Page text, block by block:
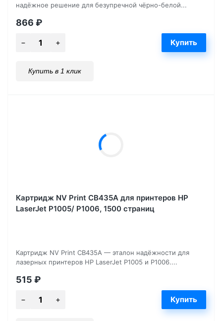
надёжное решение для безупречной чёрно-белой...
866 ₽
Купить в 1 клик
Картридж NV Print CB435A для принтеров HP
LaserJet P1005/ P1006, 1500 страниц
Картридж NV Print CB435A — эталон надёжности для
лазерных принтеров HP LaserJet P1005 и P1006....
515 ₽